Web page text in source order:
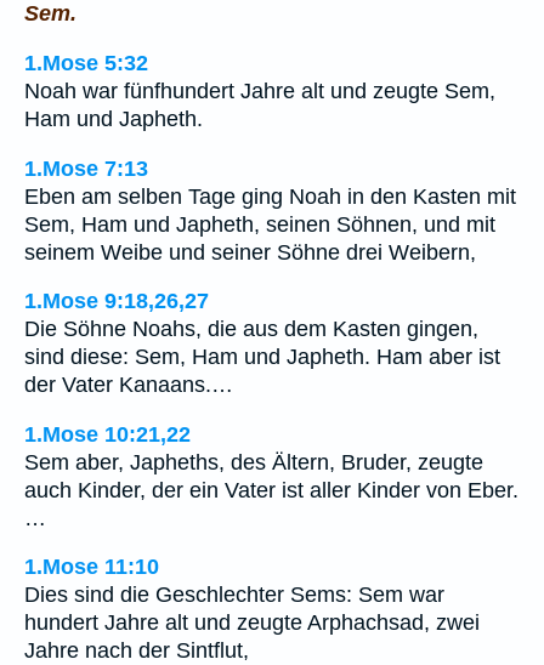
Sem.
1.Mose 5:32
Noah war fünfhundert Jahre alt und zeugte Sem,
Ham und Japheth.
1.Mose 7:13
Eben am selben Tage ging Noah in den Kasten mit
Sem, Ham und Japheth, seinen Söhnen, und mit
seinem Weibe und seiner Söhne drei Weibern,
1.Mose 9:18,26,27
Die Söhne Noahs, die aus dem Kasten gingen,
sind diese: Sem, Ham und Japheth. Ham aber ist
der Vater Kanaans.…
1.Mose 10:21,22
Sem aber, Japheths, des Ältern, Bruder, zeugte
auch Kinder, der ein Vater ist aller Kinder von Eber.
…
1.Mose 11:10
Dies sind die Geschlechter Sems: Sem war
hundert Jahre alt und zeugte Arphachsad, zwei
Jahre nach der Sintflut,